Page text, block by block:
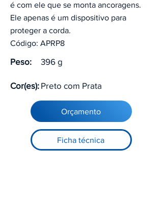
é com ele que se monta ancoragens.
Ele apenas é um dispositivo para
proteger a corda.
Código: APRP8
Peso: 396 g
Cor(es): Preto com Prata
Orçamento
Ficha técnica